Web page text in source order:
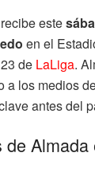
recibe este
en el
de LaLiga.
a los medios
antes del
de